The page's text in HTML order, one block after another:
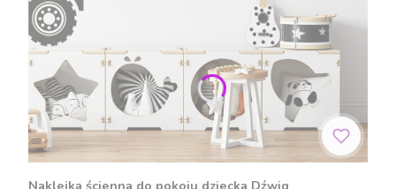
Naklejka ścienna do pokoju dziecka Dźwig